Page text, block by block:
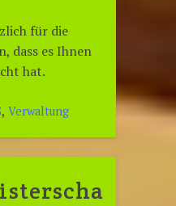
für die
dass es Ihnen
hat.
, Verwaltung